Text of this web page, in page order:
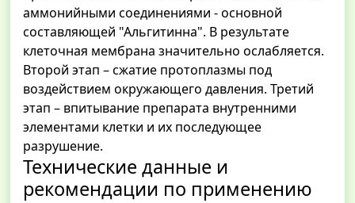
аммонийными соединениями - основной
составляющей "Альгитинна". В результате
клеточная мембрана значительно ослабляется.
Второй этап – сжатие протоплазмы под
воздействием окружающего давления. Третий
этап – впитывание препарата внутренними
элементами клетки и их последующее
разрушение.
Технические данные и
рекомендации по применению